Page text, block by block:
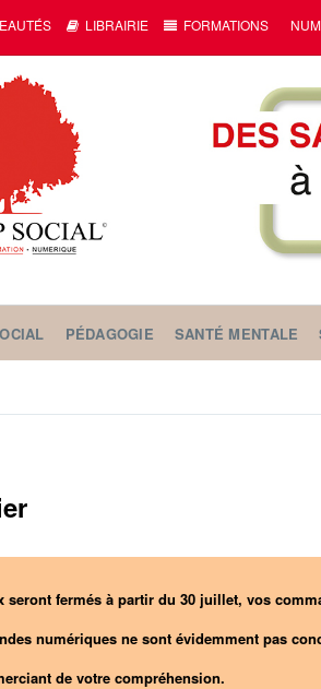
LIBRAIRIE FORMATIONS
PÉDAGOGIE SANTÉ MENTALE
seront fermés à partir du 30 juillet, vos
numériques ne sont évidemment pas
de votre compréhension.